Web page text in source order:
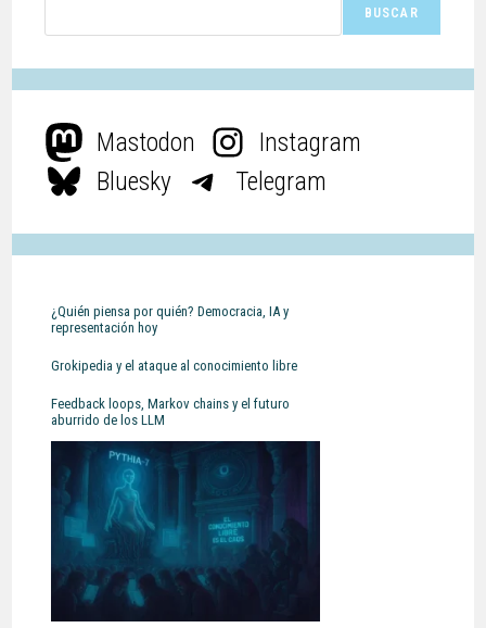
BUSCAR
Mastodon
Instagram
Bluesky
Telegram
¿Quién piensa por quién? Democracia, IA y
representación hoy
Grokipedia y el ataque al conocimiento libre
Feedback loops, Markov chains y el futuro
aburrido de los LLM